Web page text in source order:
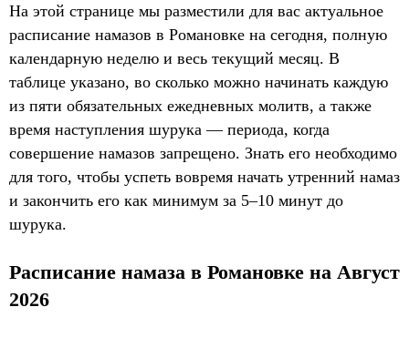
На этой странице мы разместили для вас актуальное
расписание намазов в Романовке на сегодня, полную
календарную неделю и весь текущий месяц. В
таблице указано, во сколько можно начинать каждую
из пяти обязательных ежедневных молитв, а также
время наступления шурука — периода, когда
совершение намазов запрещено. Знать его необходимо
для того, чтобы успеть вовремя начать утренний намаз
и закончить его как минимум за 5–10 минут до
шурука.
Расписание намаза в Романовке на Август
2026